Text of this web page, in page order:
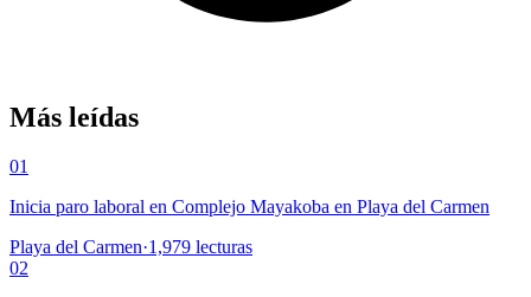
Más leídas
01
Inicia paro laboral en Complejo Mayakoba en Playa del Carmen
Playa del Carmen·1,979 lecturas
02